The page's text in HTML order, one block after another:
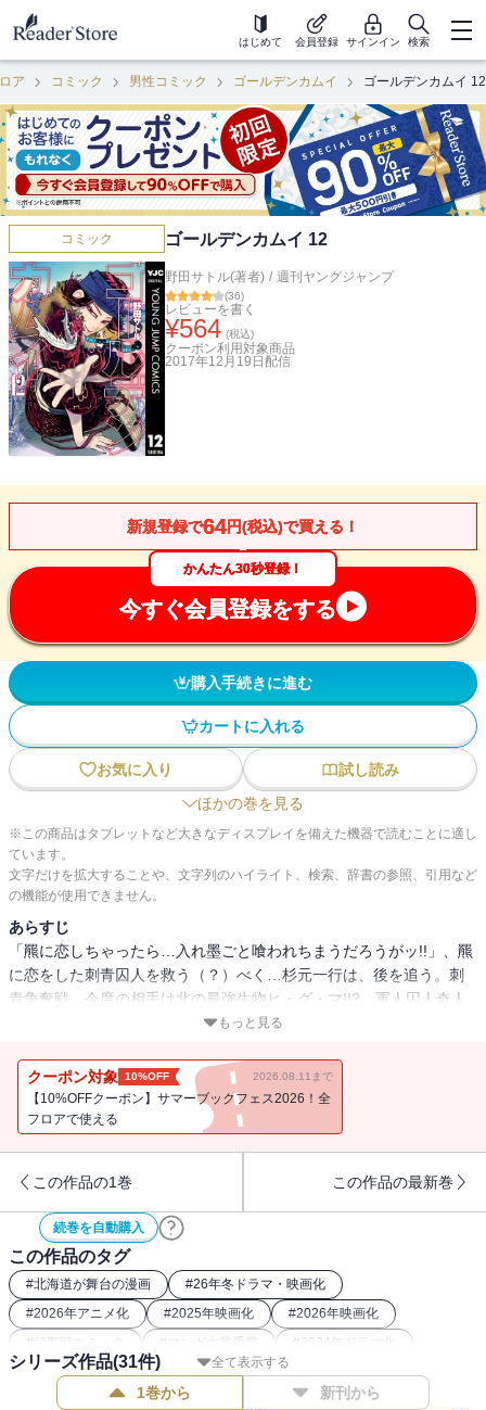
はじめて 会員登録 サインイン 検索
ア コミック 男性コミック ゴールデンカムイ ゴールデンカムイ 12
コミック ゴールデンカムイ 12
野田サトル(著者) / 週刊ヤングジャンプ
(36)
レビューを書く
¥564 (税込)
クーポン利用対象商品
2017年12月19日 配信
新規登録で64円(税込)で買える！
かんたん30秒登録！
今すぐ会員登録をする
購入手続きに進む
カートに入れる
お気に入り
試し読み
ほかの巻を見る
※この商品はタブレットなど大きなディスプレイを備えた機器で読むことに適し
ています。
文字だけを拡大することや、文字列のハイライト、検索、辞書の参照、引用など
の機能が使用できません。
あらすじ
「羆に恋しちゃったら…入れ墨ごと喰われちまうだろうがッ!!」、羆
に恋をした刺青囚人を救う（？）べく…杉元一行は、後を追う。刺
青争奪戦。今度の相手は北の最強生物ヒ・グ・マ!!? 軍人囚人奇人
変人殺人図鑑！ なんでもござれの偉人伝!! ラッコもバッタもフク
もっと見る
クーポン対象 10%OFF 2026.08.11まで
【10%OFFクーポン】サマーブックフェス2026！全
フロアで使える
この作品の1巻 この作品の最新巻
続巻を自動購入
この作品のタグ
#北海道が舞台の漫画 #26年冬ドラマ・映画化
#2026年アニメ化 #2025年映画化 #2026年映画化
# 頭脳戦コミック # マンガ大賞受賞 #2024年ドラマ化
#バディコミック #刑務所 #2023年アニメ化
2018年アニメ化 # 2022年アニメ化
全て表示する
シリーズ作品(31件)
1巻から 新刊から